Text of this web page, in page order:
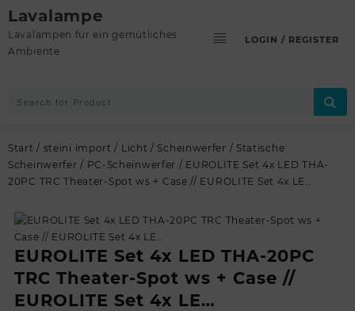
Skip
to
content
Lavalampe
Lavalampen für ein gemütliches
Ambiente
LOGIN / REGISTER
Start / steini import / Licht / Scheinwerfer / Statische
Scheinwerfer / PC-Scheinwerfer / EUROLITE Set 4x LED THA-
20PC TRC Theater-Spot ws + Case // EUROLITE Set 4x LE…
EUROLITE Set 4x LED THA-20PC
TRC Theater-Spot ws + Case //
EUROLITE Set 4x LE…